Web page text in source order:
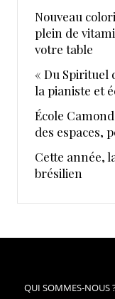
Nouveau
plein de
votre table
« Du Spirituel
la pianiste et
École
des espaces,
Cette année,
brésilien
QUI SOMMES-NOUS